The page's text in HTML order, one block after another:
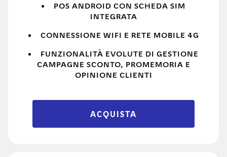
POS ANDROID CON SCHEDA SIM
INTEGRATA
CONNESSIONE WIFI E RETE MOBILE 4G
FUNZIONALITÀ EVOLUTE DI GESTIONE
CAMPAGNE SCONTO, PROMEMORIA E
OPINIONE CLIENTI
ACQUISTA